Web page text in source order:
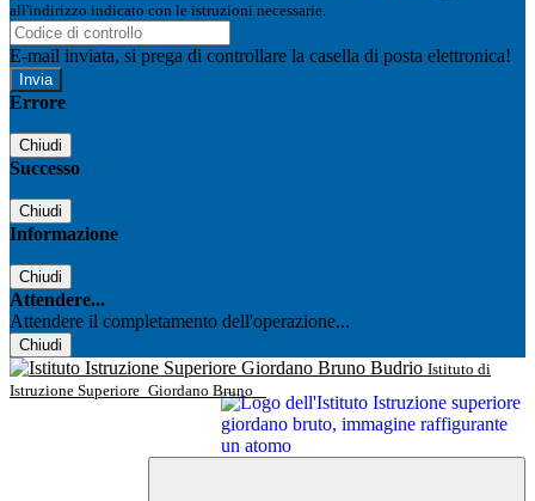
all'indirizzo indicato con le istruzioni necessarie.
E-mail inviata, si prega di controllare la casella di posta elettronica!
Errore
Chiudi
Successo
Chiudi
Informazione
Chiudi
Attendere...
Attendere il completamento dell'operazione...
Chiudi
Istituto di
Istruzione Superiore Giordano Bruno